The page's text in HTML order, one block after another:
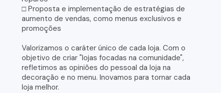
□ Proposta e implementação de estratégias de
aumento de vendas, como menus exclusivos e
promoções
Valorizamos o caráter único de cada loja. Com o
objetivo de criar "lojas focadas na comunidade",
refletimos as opiniões do pessoal da loja na
decoração e no menu. Inovamos para tornar cada
loja melhor.